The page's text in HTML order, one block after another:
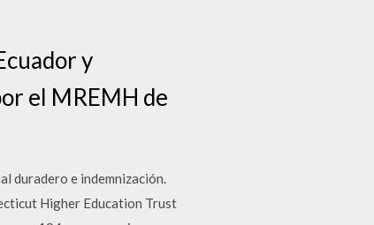
y
el MREMH de
duradero e indemnización.
Higher Education Trust